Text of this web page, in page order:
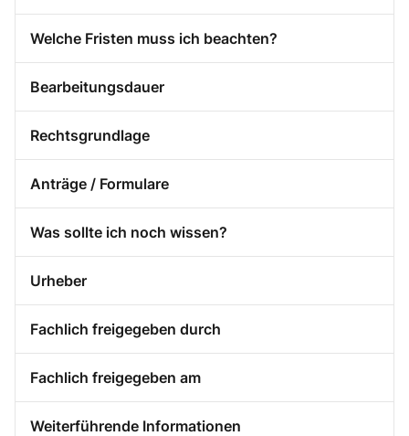
Welche Fristen muss ich beachten?
Bearbeitungsdauer
Rechtsgrundlage
Anträge / Formulare
Was sollte ich noch wissen?
Urheber
Fachlich freigegeben durch
Fachlich freigegeben am
Weiterführende Informationen